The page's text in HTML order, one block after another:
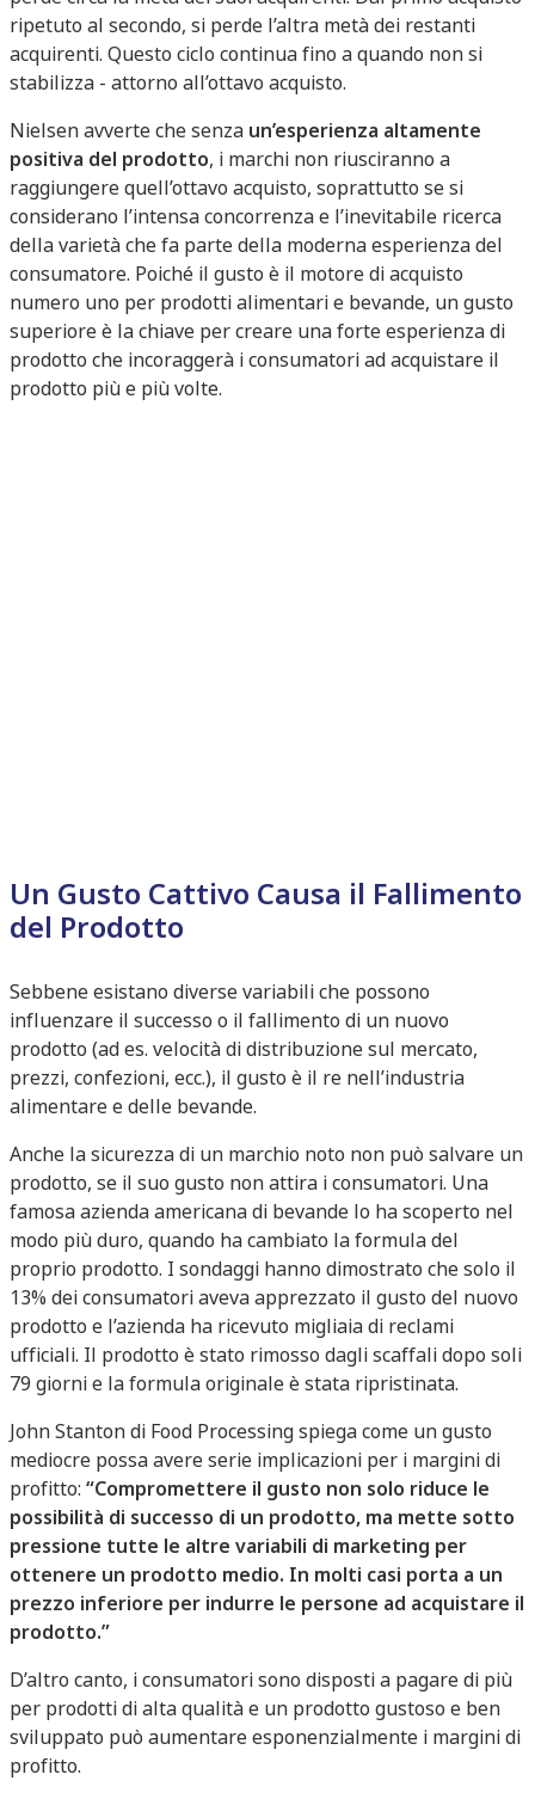
ripetuto al secondo, si perde l’altra metà dei restanti
acquirenti. Questo ciclo continua fino a quando non si
stabilizza - attorno all’ottavo acquisto.
Nielsen avverte che senza un’esperienza altamente
positiva del prodotto, i marchi non riusciranno a
raggiungere quell’ottavo acquisto, soprattutto se si
considerano l’intensa concorrenza e l’inevitabile ricerca
della varietà che fa parte della moderna esperienza del
consumatore. Poiché il gusto è il motore di acquisto
numero uno per prodotti alimentari e bevande, un gusto
superiore è la chiave per creare una forte esperienza di
prodotto che incoraggerà i consumatori ad acquistare il
prodotto più e più volte.
Un Gusto Cattivo Causa il Fallimento
del Prodotto
Sebbene esistano diverse variabili che possono
influenzare il successo o il fallimento di un nuovo
prodotto (ad es. velocità di distribuzione sul mercato,
prezzi, confezioni, ecc.), il gusto è il re nell’industria
alimentare e delle bevande.
Anche la sicurezza di un marchio noto non può salvare un
prodotto, se il suo gusto non attira i consumatori. Una
famosa azienda americana di bevande lo ha scoperto nel
modo più duro, quando ha cambiato la formula del
proprio prodotto. I sondaggi hanno dimostrato che solo il
13% dei consumatori aveva apprezzato il gusto del nuovo
prodotto e l’azienda ha ricevuto migliaia di reclami
ufficiali. Il prodotto è stato rimosso dagli scaffali dopo soli
79 giorni e la formula originale è stata ripristinata.
John Stanton di Food Processing spiega come un gusto
mediocre possa avere serie implicazioni per i margini di
profitto: “Compromettere il gusto non solo riduce le
possibilità di successo di un prodotto, ma mette sotto
pressione tutte le altre variabili di marketing per
ottenere un prodotto medio. In molti casi porta a un
prezzo inferiore per indurre le persone ad acquistare il
prodotto.”
D’altro canto, i consumatori sono disposti a pagare di più
per prodotti di alta qualità e un prodotto gustoso e ben
sviluppato può aumentare esponenzialmente i margini di
profitto.